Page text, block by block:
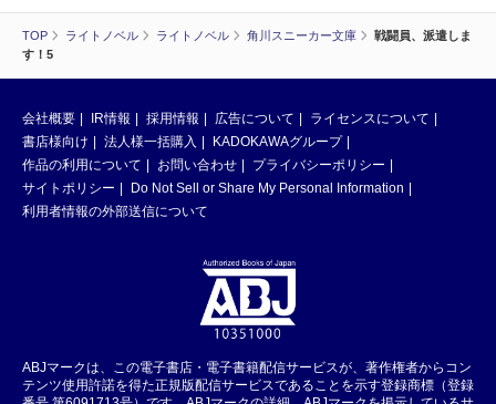
TOP ライトノベル ライトノベル 角川スニーカー文庫
戦闘員、派遣しま
す！5
会社概要 IR情報 採用情報 広告について
ライセンスについて
書店様向け
法人様一括購入
KADOKAWAグループ
作品の利用について
お問い合わせ
プライバシーポリシー
サイトポリシー
Do Not Sell or Share My Personal Information
利用者情報の外部送信について
ABJマークは、この電子書店・電子書籍配信サービスが、著作権者からコン
テンツ使用許諾を得た正規版配信サービスであることを示す登録商標（登録